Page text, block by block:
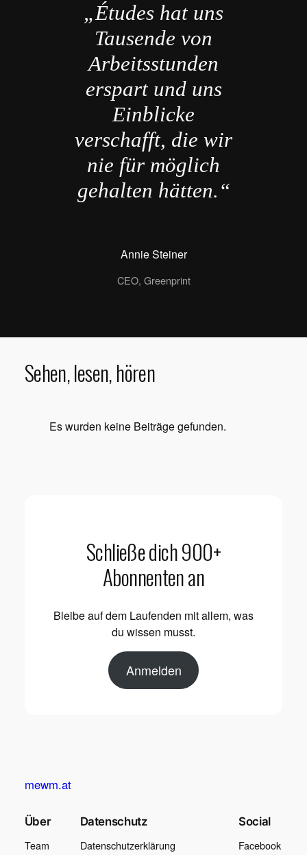
„Études hat uns
Tausende von
Arbeitsstunden
erspart und uns
Einblicke
verschafft, die wir
nie für möglich
gehalten hätten.“
Annie Steiner
CEO, Greenprint
Sehen, lesen, hören
Es wurden keine Beiträge gefunden.
Schließe dich 900+
Abonnenten an
Bleibe auf dem Laufenden mit allem, was
du wissen musst.
Anmelden
mewm.at
Über
Team
Datenschutz
Datenschutzerklärung
Social
Facebook